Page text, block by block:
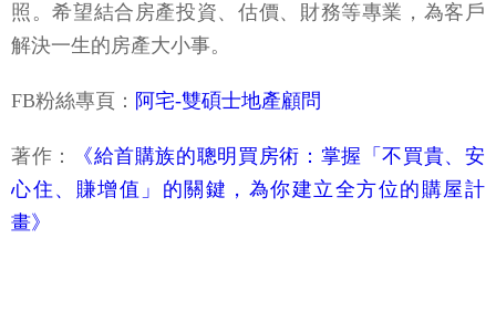
照。希望結合房產投資、估價、財務等專業，為客戶
解決一生的房產大小事。
FB粉絲專頁： 阿宅-雙碩士地產顧問
著作：
《給首購族的聰明買房術：掌握「不買貴、安
心住、賺增值」的關鍵，為你建立全方位的購屋計
畫》